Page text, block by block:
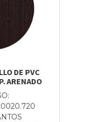
DE PVC
ARENADO